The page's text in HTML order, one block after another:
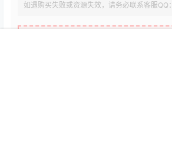
如遇购买失败或资源失效，请务必联系客服QQ：